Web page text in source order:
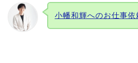
小幡和輝へのお仕事依